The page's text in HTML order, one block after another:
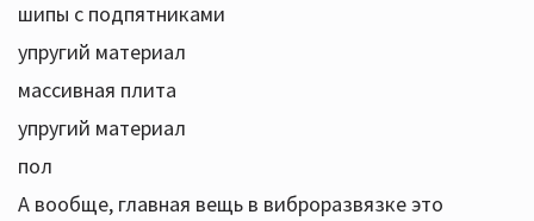
шипы с подпятниками
упругий материал
массивная плита
упругий материал
пол
А вообще, главная вещь в виброразвязке это